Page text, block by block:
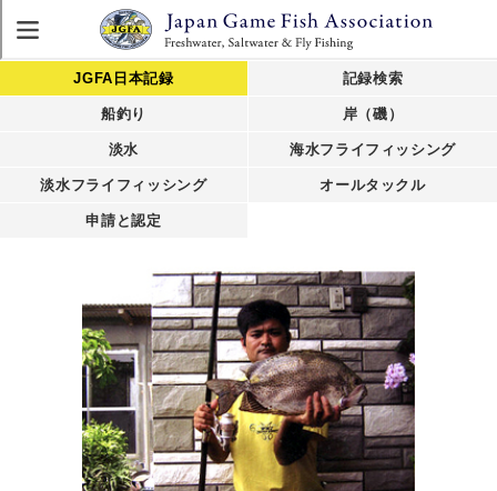
JGFA日本記録 記録検索
船釣り 岸（磯）
淡水 海水フライフィッシング
淡水フライフィッシング オールタックル
申請と認定